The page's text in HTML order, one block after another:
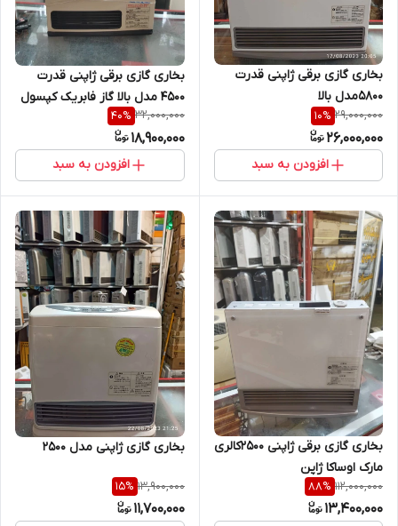
بخاری گازی برقی ژاپنی قدرت
5800مدل بالا
29,000,000
10%
26,000,000
افزودن به سبد
بخاری گازی برقی ژاپنی قدرت
4500 مدل بالا گاز فابریک کپسول
32,000,000
40%
18,900,000
افزودن به سبد
بخاری گازی برقی ژاپنی 2500کالری
مارک اوساکا ژاپن
112,000,000
88%
13,400,000
بخاری گازی ژاپنی مدل ۲۵۰۰
13,900,000
15%
11,700,000